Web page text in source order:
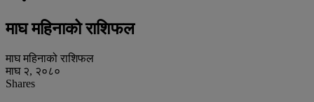
माघ महिनाको राशिफल
माघ महिनाको राशिफल
माघ २, २०८०
Shares